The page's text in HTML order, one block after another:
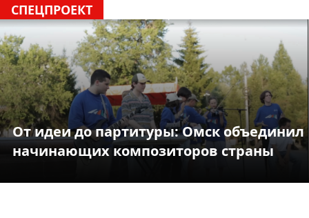
СПЕЦПРОЕКТ
От идеи до партитуры: Омск объединил
начинающих композиторов страны